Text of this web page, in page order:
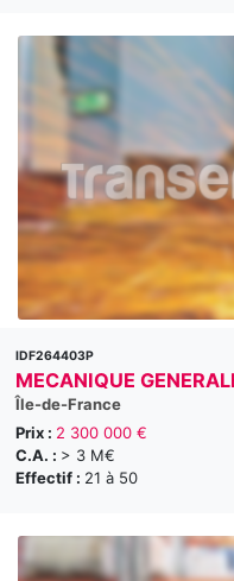
IDF264403P
MECANIQUE
Île-de-France
Prix : 2 300 000 €
C.A. : > 3 M€
Effectif : 21 à 50